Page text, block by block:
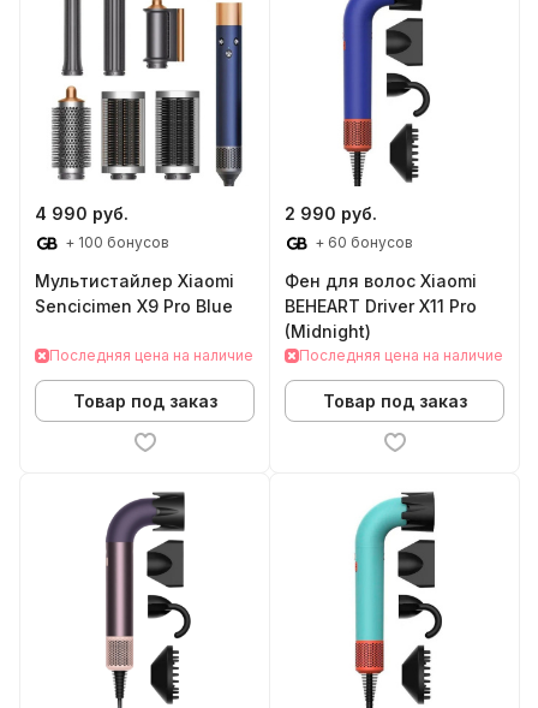
4 990 руб.
+ 100 бонусов
Мультистайлер Xiaomi
Sencicimen X9 Pro Blue
Последняя цена на наличие
Товар под заказ
2 990 руб.
+ 60 бонусов
Фен для волос Xiaomi
BEHEART Driver X11 Pro
(Midnight)
Последняя цена на наличие
Товар под заказ